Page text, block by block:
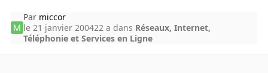
Par miccor
le 21 janvier 200422 a dans Réseaux, Internet,
Téléphonie et Services en Ligne